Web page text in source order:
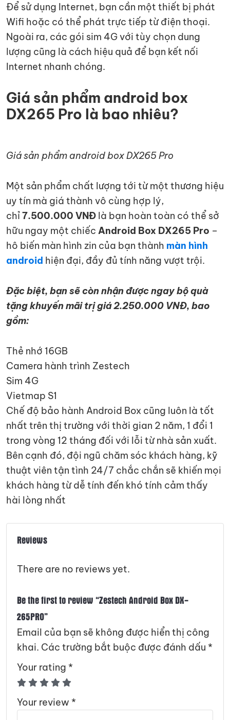
Để sử dụng Internet, bạn cần một thiết bị phát
Wifi hoặc có thể phát trực tiếp từ điện thoại.
Ngoài ra, các gói sim 4G với tùy chọn dung
lượng cũng là cách hiệu quả để bạn kết nối
Internet nhanh chóng.
Giá sản phẩm android box
DX265 Pro là bao nhiêu?
Giá sản phẩm android box DX265 Pro
Một sản phẩm chất lượng tới từ một thương hiệu
uy tín mà giá thành vô cùng hợp lý,
chỉ7.500.000 VNĐ là bạn hoàn toàn có thể sở
hữu ngay một chiếc Android Box DX265 Pro –
hô biến màn hình zin của bạn thành màn hình
android hiện đại, đầy đủ tính năng vượt trội.
Đặc biệt, bạn sẽ còn nhận được ngay bộ quà
tặng khuyến mãi trị giá 2.250.000 VNĐ, bao
gồm:
Thẻ nhớ 16GB
Camera hành trình Zestech
Sim 4G
Vietmap S1
Chế độ bảo hành Android Box cũng luôn là tốt
nhất trên thị trường với thời gian 2 năm, 1 đổi 1
trong vòng 12 tháng đối với lỗi từ nhà sản xuất.
Bên cạnh đó, đội ngũ chăm sóc khách hàng, kỹ
thuật viên tận tình 24/7 chắc chắn sẽ khiến mọi
khách hàng từ dễ tính đến khó tính cảm thấy
hài lòng nhất
Reviews
There are no reviews yet.
Be the first to review “Zestech Android Box DX-
265PRO”
Email của bạn sẽ không được hiển thị công
khai. Các trường bắt buộc được đánh dấu *
Your rating *
Your review *